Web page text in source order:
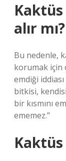
alır mı?
Bu nedenle,
korumak için
emdiği
bitkisi,
bir kısmını
ememez.”